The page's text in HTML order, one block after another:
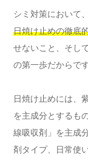
シミ対策において、
日焼け止めの徹底
せないこと、そし
の第一歩だからです
日焼け止めには、
を主成分とするも
線吸収剤」を主成
剤タイプ、日常使